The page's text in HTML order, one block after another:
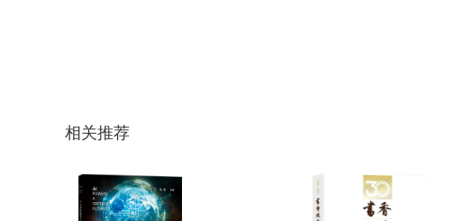
相关推荐